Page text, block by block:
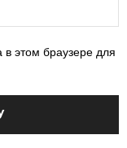
этом браузере для